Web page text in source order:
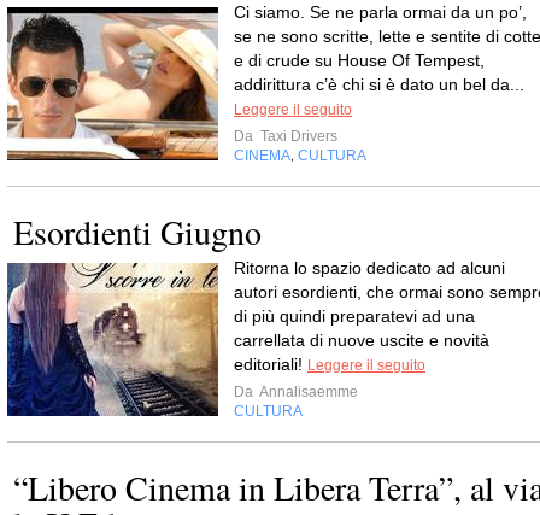
Ci siamo. Se ne parla ormai da un po’,
se ne sono scritte, lette e sentite di cotte
e di crude su House Of Tempest,
addirittura c’è chi si è dato un bel da...
Leggere il seguito
Da Taxi Drivers
CINEMA CULTURA
Esordienti Giugno
Ritorna lo spazio dedicato ad alcuni
autori esordienti, che ormai sono
di più quindi preparatevi ad una
carrellata di nuove uscite e novità
editoriali! Leggere il seguito
Da Annalisaemme
CULTURA
“Libero Cinema in Libera Terra”, al